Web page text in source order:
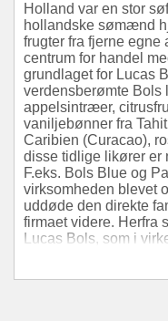
Holland var en stor
hollandske sømænd
frugter fra fjerne egne
centrum for handel
grundlaget for Lucas
verdensberømte Bols
appelsintræer,
vaniljebønner fra
Caribien (Curacao),
disse tidlige likører er
F.eks. Bols Blue og
virksomheden blevet
uddøde den direkte
firmaet videre. Herfra
Lucas Bols, som i
virksomheden fik lov
Dronning Juliane.